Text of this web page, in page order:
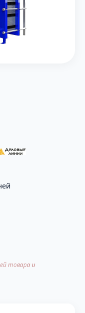
товара и